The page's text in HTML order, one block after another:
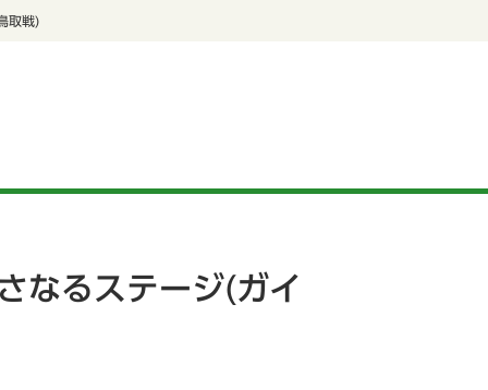
取戦)
なるステージ(ガイ